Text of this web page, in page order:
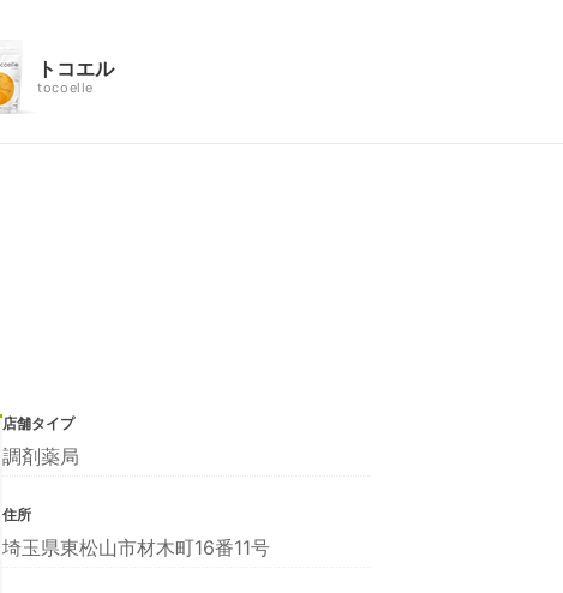
トコエル
tocoelle
店舗タイプ
調剤薬局
住所
埼玉県東松山市材木町16番11号